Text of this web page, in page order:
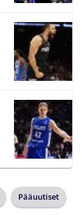
Pääuutiset